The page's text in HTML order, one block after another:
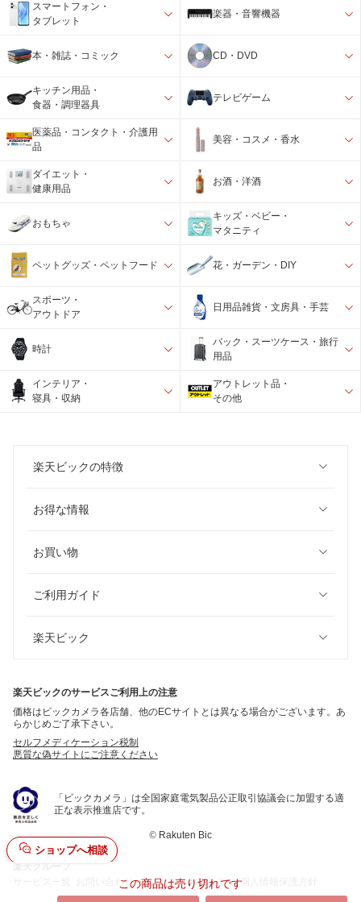
この商品は売り切れです
ショップへ相談
スマートフォン・
タブレット
楽器・音響機器
本・雑誌・コミック CD・DVD
キッチン用品・
食器・調理器具
テレビゲーム
医薬品・コンタクト・介護用
品
美容・コスメ・香水
ダイエット・
健康用品
お酒・洋酒
おもちゃ
キッズ・ベビー・
マタニティ
ペットグッズ・ペットフード 花・ガーデン・DIY
スポーツ・
アウトドア
日用品雑貨・文房具・手芸
時計
バック・スーツケース・旅行
用品
インテリア・
寝具・収納
アウトレット品・
その他
楽天ビックの特徴
お得な情報
お買い物
ご利用ガイド
楽天ビック
楽天ビックのサービスご利用上の注意
価格はビックカメラ各店舗、他のECサイトとは異なる場合がございます。あ
らかじめご了承下さい。
セルフメディケーション税制
悪質な偽サイトにご注意ください
「ビックカメラ」は全国家庭電気製品公正取引協議会に加盟する適
正な表示推進店です。
© Rakuten Bic
楽天グループ
お問い合わせ一覧 サステナビリティ 個人情報保護方針